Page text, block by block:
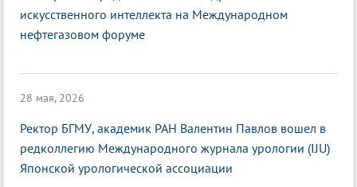
искусственного интеллекта на Международном
нефтегазовом форуме
28 мая, 2026
Ректор БГМУ, академик РАН Валентин Павлов вошел в
редколлегию Международного журнала урологии (IJU)
Японской урологической ассоциации